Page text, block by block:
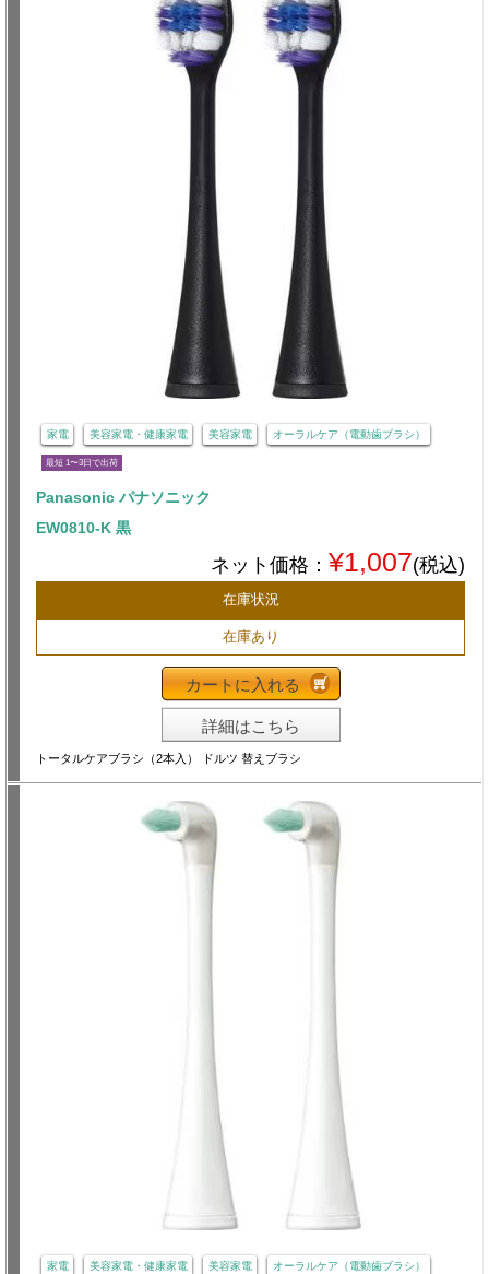
家電 美容家電・健康家電 美容家電 オーラルケア（電動歯ブラシ）
最短 1〜3日で出荷
Panasonic パナソニック
EW0810-K 黒
ネット価格： ¥1,007(税込)
在庫状況
在庫あり
カートに入れる
詳細はこちら
トータルケアブラシ（2本入） ドルツ 替えブラシ
家電 美容家電・健康家電 美容家電 オーラルケア（電動歯ブラシ）